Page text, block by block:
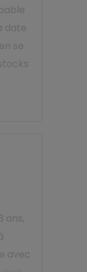
date
se
ans,
avec